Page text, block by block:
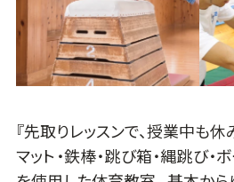
『先取りレッスンで、授業中も休
マット・鉄棒・跳び箱・縄跳び